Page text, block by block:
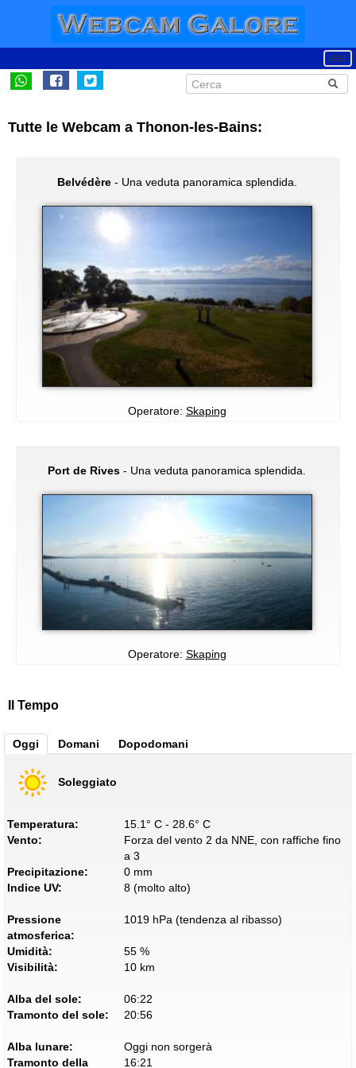
Tutte le Webcam a Thonon-les-Bains:
Belvédère- Una veduta panoramica splendida.
Operatore: Skaping
Port de Rives - Una veduta panoramica splendida.
Operatore: Skaping
Il Tempo
Oggi Domani Dopodomani
Soleggiato
Temperatura:
15.1° C - 28.6° C
Vento:
Forza del vento 2 da NNE, con raffiche fino
a 3
Precipitazione:
0 mm
Indice UV:
8 (molto alto)
Pressione
atmosferica:
1019 hPa (tendenza al ribasso)
Umidità:
55 %
Visibilità:
10 km
Alba del sole:
06:22
Tramonto del sole:
20:56
Alba lunare:
Oggi non sorgerà
Tramonto della
16:21